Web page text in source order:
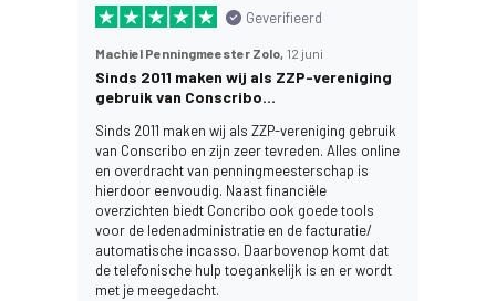
Geverifieerd
Machiel Penningmeester Zolo, 12 juni
Sinds 2011 maken wij als ZZP-vereniging
gebruik van Conscribo…
Sinds 2011 maken wij als ZZP-vereniging gebruik
van Conscribo en zijn zeer tevreden. Alles online
en overdracht van penningmeesterschap is
hierdoor eenvoudig. Naast financiële
overzichten biedt Concribo ook goede tools
voor de ledenadministratie en de facturatie/
automatische incasso. Daarbovenop komt dat
de telefonische hulp toegankelijk is en er wordt
met je meegedacht.